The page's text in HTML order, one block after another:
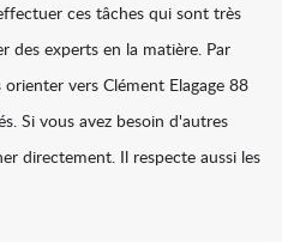
ces tâches qui sont très
des experts en la matière. Par
vers Clément Elagage 88
Si vous avez besoin d'autres
directement. Il respecte aussi les